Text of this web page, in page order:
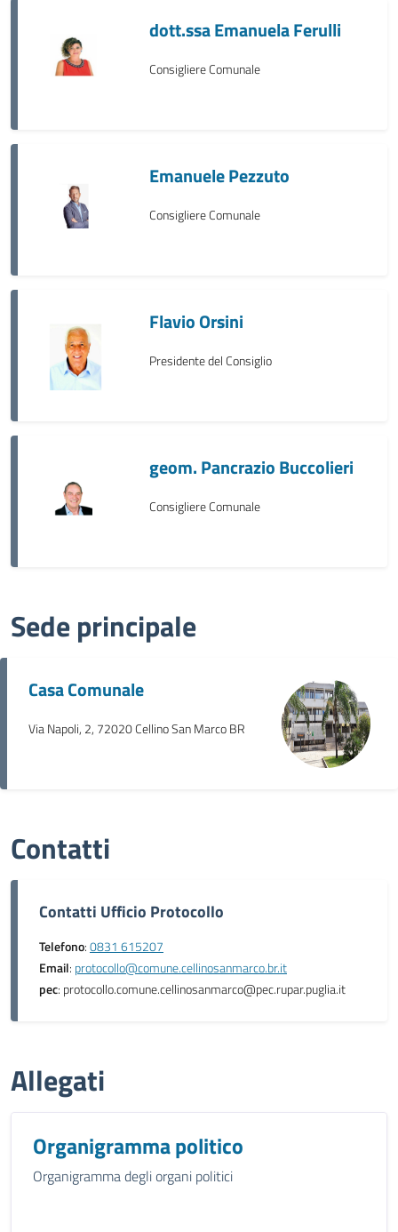
dott.ssa Emanuela Ferulli
Consigliere Comunale
Emanuele Pezzuto
Consigliere Comunale
Flavio Orsini
Presidente del Consiglio
geom. Pancrazio Buccolieri
Consigliere Comunale
Sede principale
Casa Comunale
Via Napoli, 2, 72020 Cellino San Marco BR
Contatti
Contatti Ufficio Protocollo
Telefono:0831 615207
Email: protocollo@comune.cellinosanmarco.br.it
pec: protocollo.comune.cellinosanmarco@pec.rupar.puglia.it
Allegati
Organigramma politico
Organigramma degli organi politici